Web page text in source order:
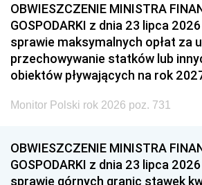
OBWIESZCZENIE MINISTRA
GOSPODARKI z dnia 23 lipca
sprawie maksymalnych opłat za
przechowywanie statków lub
obiektów pływających na rok
Monitor Polski rok 2026 poz. 731
OBWIESZCZENIE MINISTRA
GOSPODARKI z dnia 23 lipca
sprawie górnych granic stawek